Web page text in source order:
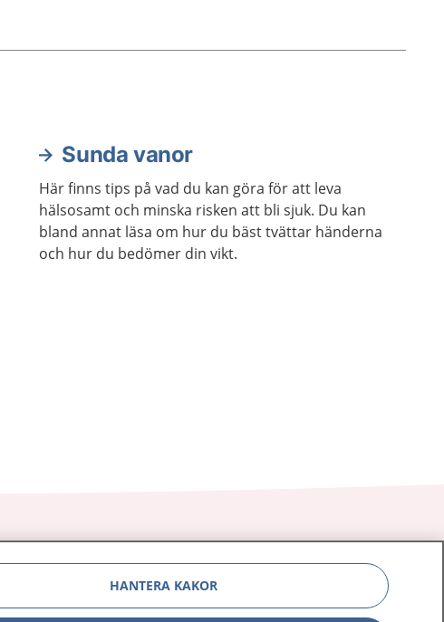
Sunda vanor
Här finns tips på vad du kan göra för att leva
hälsosamt och minska risken att bli sjuk. Du kan
bland annat läsa om hur du bäst tvättar händerna
och hur du bedömer din vikt.
Om 1177 Kontakt
HANTERA KAKOR